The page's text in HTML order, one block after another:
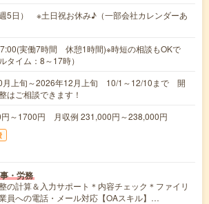
5日） ※土日祝お休み♪（一部会社カレンダーあ
実働7時間 休憩1時間)※時短の相談もOKで
タイム：8～17時）
月上旬～2026年12月上旬 10/1～12/10まで 開
はご相談できます！
～1700円 月収例 231,000円～238,000円
・労務
の計算＆入力サポート＊内容チェック＊ファイリ
員への電話・メール対応【OAスキル】…